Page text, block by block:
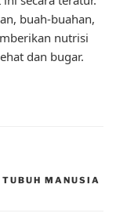
buah-buahan,
nutrisi
dan bugar.
MANUSIA